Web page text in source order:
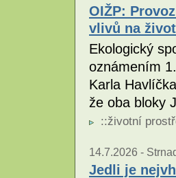
OIŽP:
vlivů na
Ekologický
oznámením
Karla
že oba bloky
::životní
14.7.2026 -
Jedli je